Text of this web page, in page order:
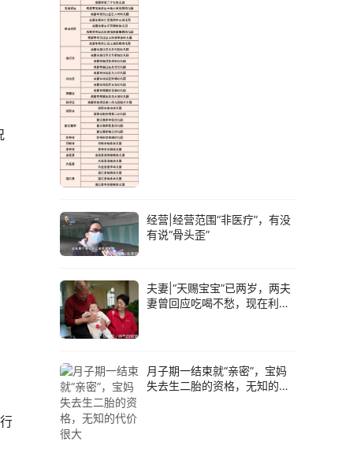
经营|经营范围“非医疗”，有没
有说“骨头歪”
夫妻|“天赐宝宝”已两岁，两夫
妻曾回应吃喝不愁，现在利用
月子期一结束就“亲密”，宝妈
失去生二胎的资格，无知的代